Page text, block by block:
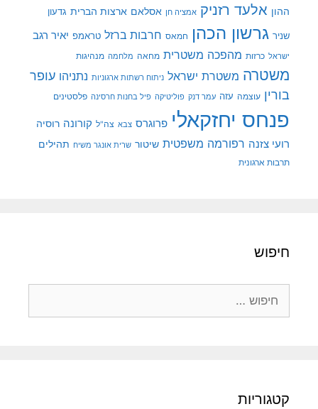
ההון אלעד רזניק אמציה חן אסלאם ארצות הברית גדעון
שניר גרשון הכהן חמאס חרבות ברזל טראמפ יאיר רגב
ישראל כרזות מהפכה משטרית מחאה מלחמה מנהיגות
משטרה משטרת ישראל ניתוח רשתות ארגוניות נתניהו עופר
בורין עוצמה עזה עמר דנק פוליטיקה פיל בחנות חרסינה פלסטינים
פנחס יחזקאלי פרוגרס צבא צה"ל קורונה רוסיה
רועי צזנה רפורמה משפטית שיטור שרית אונגר משיח תהילים
תרבות ארגונית
חיפוש
קטגוריות